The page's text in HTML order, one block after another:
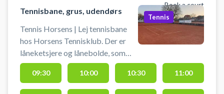
Book a court
Tennisbane, grus, udendørs
Tennis Horsens | Lej tennisbane
hos Horsens Tennisklub. Der er
låneketsjere og lånebolde, som
ligger under klubbens halvtag. Der
kan parkeres foran klubben på
Kraghsvej.
Tennis
09:30 10:00 10:30 11:00